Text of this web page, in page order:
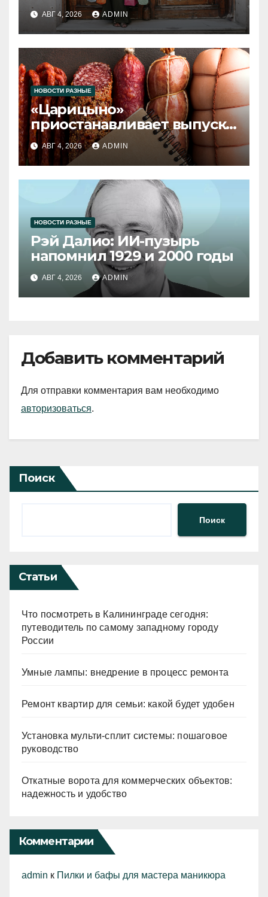
2026 года
АВГ 4, 2026 ADMIN
НОВОСТИ РАЗНЫЕ
«Царицыно»
приостанавливает выпуск
продукции
АВГ 4, 2026 ADMIN
НОВОСТИ РАЗНЫЕ
Рэй Далио: ИИ-пузырь
напомнил 1929 и 2000 годы
АВГ 4, 2026 ADMIN
Добавить комментарий
Для отправки комментария вам необходимо
авторизоваться.
Поиск
Поиск
Статьи
Что посмотреть в Калининграде сегодня:
путеводитель по самому западному городу
России
Умные лампы: внедрение в процесс ремонта
Ремонт квартир для семьи: какой будет удобен
Установка мульти-сплит системы: пошаговое
руководство
Откатные ворота для коммерческих объектов:
надежность и удобство
Комментарии
admin к Пилки и бафы для мастера маникюра